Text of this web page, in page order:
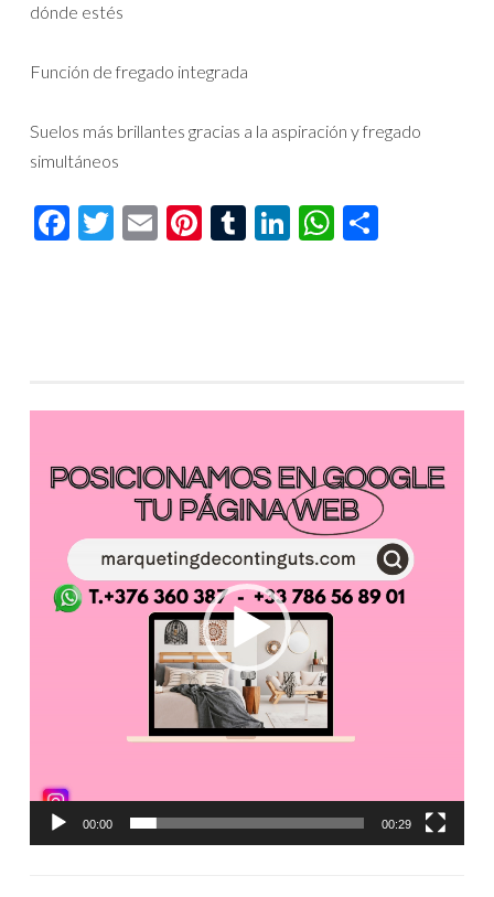
dónde estés
Función de fregado integrada
Suelos más brillantes gracias a la aspiración y fregado
simultáneos
Facebook
Twitter
EmailPinterest
Tumblr
LinkedIn
vídeo
00:00 00:29